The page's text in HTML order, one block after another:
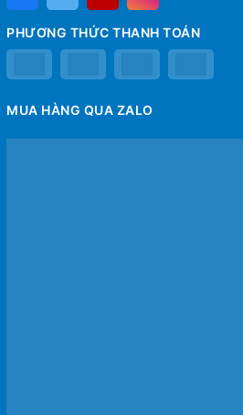
PHƯƠNG THỨC THANH TOÁN
MUA HÀNG QUA ZALO